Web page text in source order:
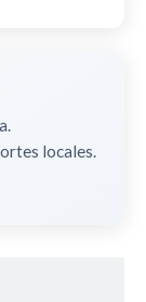
locales.